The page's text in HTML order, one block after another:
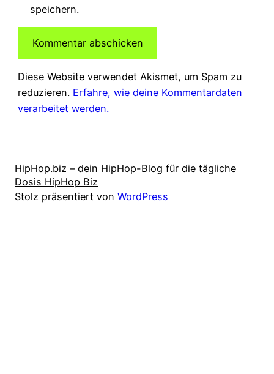
speichern.
Diese Website verwendet Akismet, um Spam zu
reduzieren. Erfahre, wie deine Kommentardaten
verarbeitet werden.
HipHop.biz – dein HipHop-Blog für die tägliche
Dosis HipHop Biz
Stolz präsentiert von WordPress